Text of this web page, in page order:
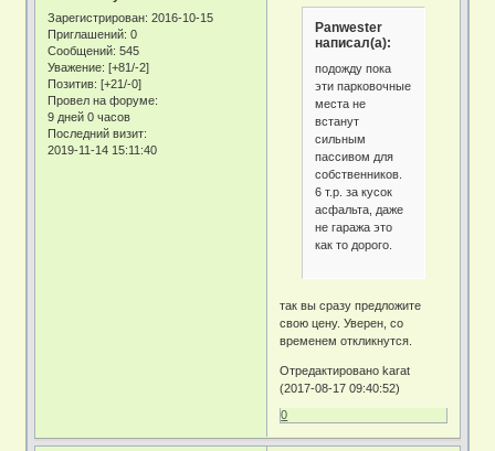
Зарегистрирован: 2016-10-15
Приглашений: 0
Сообщений: 545
Уважение: [+81/-2]
Позитив: [+21/-0]
Провел на форуме:
9 дней 0 часов
Последний визит:
2019-11-14 15:11:40
Panwester
написал(а):
подожду пока
эти парковочные
места не
встанут
сильным
пассивом для
собственников.
6 т.р. за кусок
асфальта, даже
не гаража это
как то дорого.
так вы сразу предложите
свою цену. Уверен, со
временем откликнутся.
Отредактировано karat
(2017-08-17 09:40:52)
0